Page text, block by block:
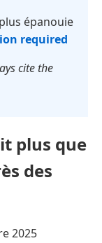
épanouie
required
cite the
plus que
des
2025